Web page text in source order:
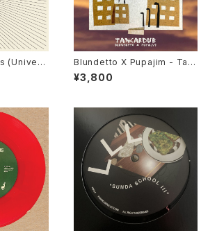
(Univers
"LP"
Blundetto X Pupajim - Tan
cardub "LP"
¥3,800